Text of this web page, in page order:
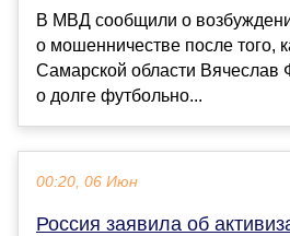
В МВД сообщили о
о мошенничестве после того,
Самарской области Вячеслав
о долге футбольно...
00:20, 06 Июн
Россия заявила об